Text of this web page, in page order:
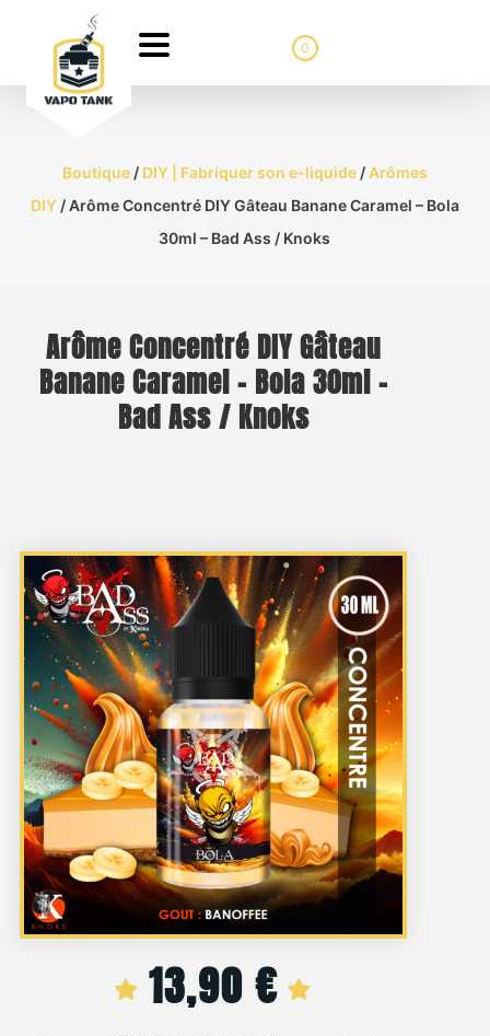
0
Boutique/ DIY | Fabriquer son e-liquide/ Arômes
DIY/ Arôme Concentré DIY Gâteau Banane Caramel – Bola
30ml – Bad Ass / Knoks
Arôme Concentré DIY Gâteau
Banane Caramel – Bola 30ml –
Bad Ass / Knoks
13,90€